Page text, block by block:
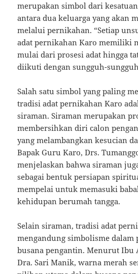
merupakan simbol dari
antara dua keluarga yang akan
melalui pernikahan. “Setiap
adat pernikahan Karo memiliki
mulai dari prosesi adat hingga
diikuti dengan sungguh-
Salah satu simbol yang paling
tradisi adat pernikahan Karo
siraman. Siraman merupakan
membersihkan diri calon
yang melambangkan kesucian
Bapak Guru Karo, Drs.
menjelaskan bahwa siraman
sebagai bentuk persiapan
mempelai untuk memasuki
kehidupan berumah tangga.
Selain siraman, tradisi adat
mengandung simbolisme
busana pengantin. Menurut Ibu
Dra. Sari Manik, warna merah